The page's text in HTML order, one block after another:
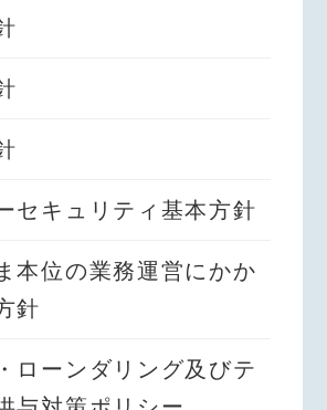
セキュリティ基本方針
本位の業務運営にかか
針
ローンダリング及びテ